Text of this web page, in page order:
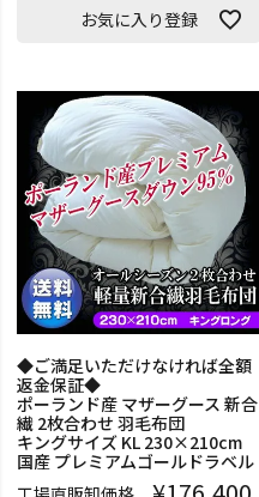
お気に入り登録
◆ご満足いただけなければ全額
返金保証◆
ポーランド産 マザーグース 新合
繊 2枚合わせ 羽毛布団
キングサイズ KL 230×210cm
国産 プレミアムゴールドラベル